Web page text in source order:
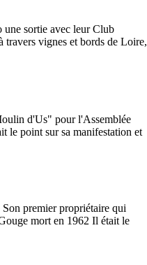
sortie avec leur Club
travers vignes et bords de Loire,
d'Us" pour l'Assemblée
le point sur sa manifestation et
premier propriétaire qui
mort en 1962 Il était le